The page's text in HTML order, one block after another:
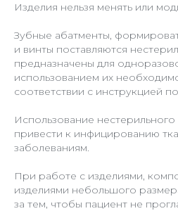
Изделия нельзя менять или
Зубные абатменты,
и винты поставляются
предназначены для
использованием их
соответствии с инструкцией
Использование
привести к инфицированию
заболеваниям.
При работе с изделиями,
изделиями небольшого
за тем, чтобы пациент не